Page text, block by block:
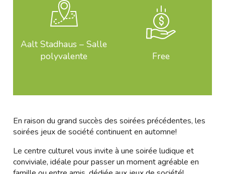
Aalt Stadhaus – Salle
polyvalente
Free
En raison du grand succès des soirées précédentes, les
soirées jeux de société continuent en automne!
Le centre culturel vous invite à une soirée ludique et
conviviale, idéale pour passer un moment agréable en